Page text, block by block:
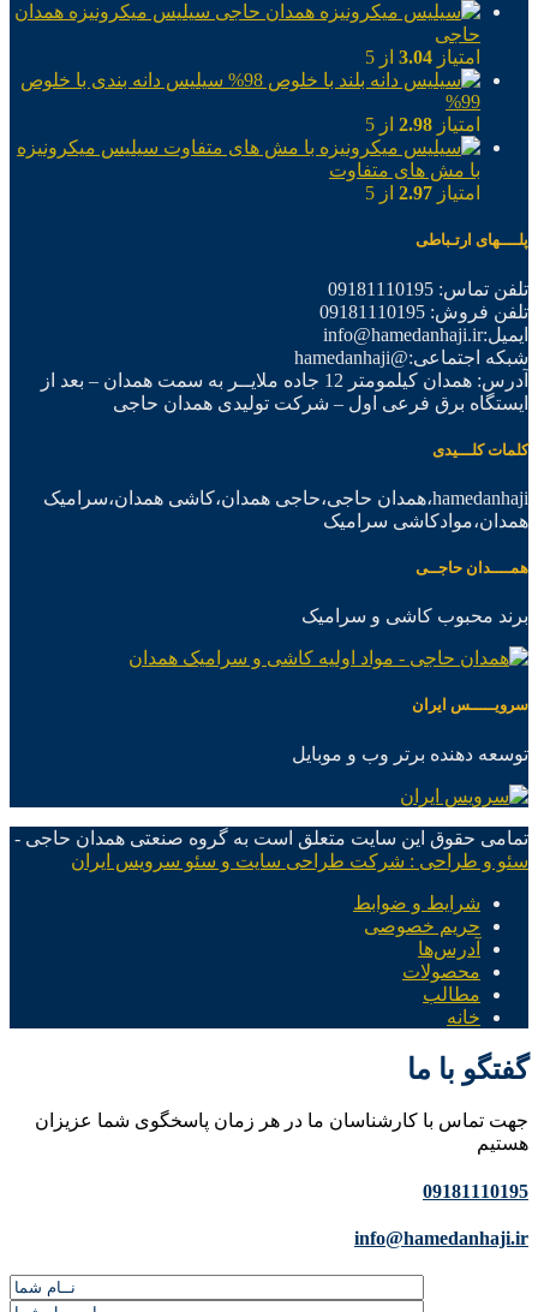
سیلیس میکرونیزه همدان
حاجی
امتیاز 3.04 از 5
سیلیس دانه بندی با خلوص
99%
امتیاز 2.98 از 5
سیلیس میکرونیزه
با مش های متفاوت
امتیاز 2.97 از 5
پلــــهای ارتـباطی
تلفن تماس: 09181110195
تلفن فروش: 09181110195
ایمیل:info@hamedanhaji.ir
شبکه اجتماعی:@hamedanhaji
آدرس: همدان کیلمومتر 12 جاده ملایــر به سمت همدان – بعد از
ایستگاه برق فرعی اول – شرکت تولیدی همدان حاجی
کلمات کلـــیدی
hamedanhaji،همدان حاجی،حاجی همدان،کاشی همدان،سرامیک
همدان،موادکاشی سرامیک
همــــدان حاجــی
برند محبوب کاشی و سرامیک
سرویـــــس ایران
توسعه دهنده برتر وب و موبایل
تمامی حقوق این سایت متعلق است به گروه صنعتی همدان حاجی -
سئو و طراحی : شرکت طراحی سایت و سئو سرویس ایران
شرایط و ضوابط
حریم خصوصی
آدرس‌ها
محصولات
مطالب
خانه
گفتگو با ما
جهت تماس با کارشناسان ما در هر زمان پاسخگوی شما عزیزان
هستیم
09181110195
info@hamedanhaji.ir